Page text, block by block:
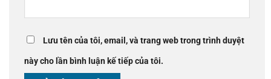
Lưu tên của tôi, email, và trang web trong trình duyệt
này cho lần bình luận kế tiếp của tôi.